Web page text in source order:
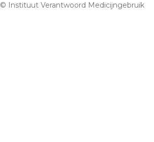
© Instituut Verantwoord Medicijngebruik